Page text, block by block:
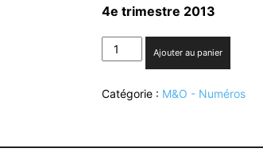
4e trimestre 2013
quantité
de
:
Ajouter au panier
Catégorie : M&O - Numéros